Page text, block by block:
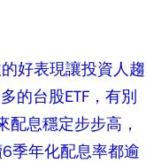
好表現讓投資人趨
的台股ETF，有別
配息穩定步步高，
季年化配息率都逾